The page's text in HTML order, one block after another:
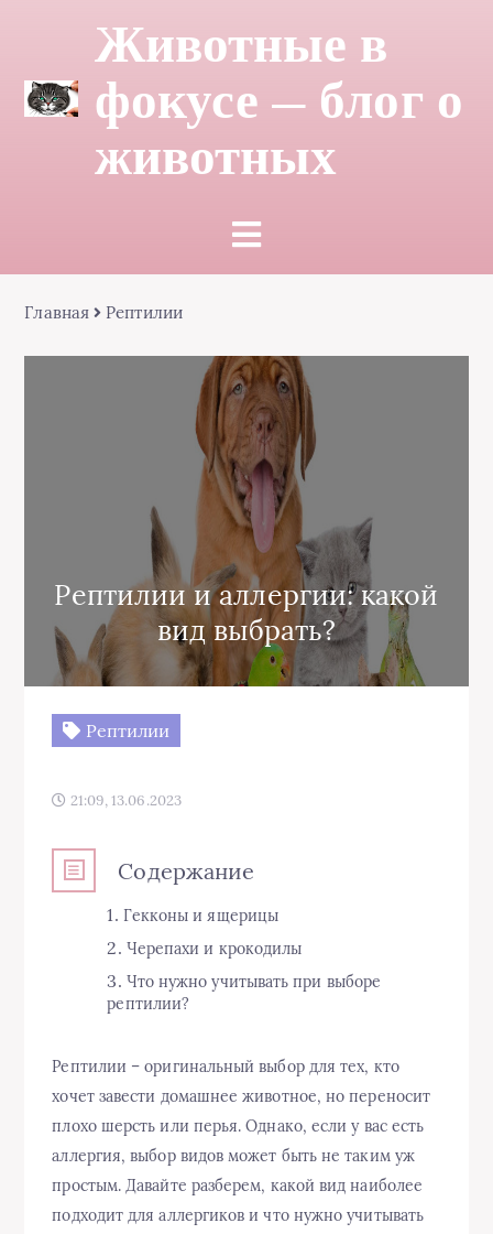
Животные в
фокусе — блог о
животных
Главная Рептилии
Рептилии и аллергии: какой
вид выбрать?
Рептилии
21:09, 13.06.2023
Содержание
Гекконы и ящерицы
Черепахи и крокодилы
Что нужно учитывать при выборе
рептилии?
Рептилии – оригинальный выбор для тех, кто
хочет завести домашнее животное, но переносит
плохо шерсть или перья. Однако, если у вас есть
аллергия, выбор видов может быть не таким уж
простым. Давайте разберем, какой вид наиболее
подходит для аллергиков и что нужно учитывать